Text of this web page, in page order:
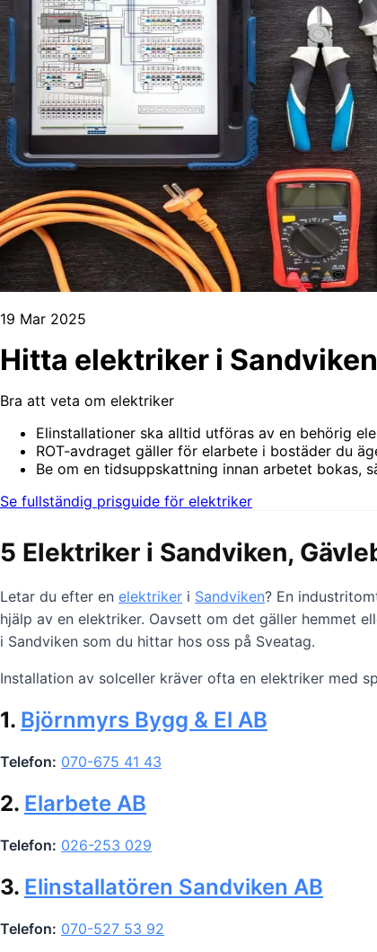
19 Mar 2025
Hitta elektriker i
Bra att veta om elektriker
Elinstallationer ska alltid utföras av en behörig
ROT-avdraget gäller för elarbete i bostäder du
Be om en tidsuppskattning innan arbetet bokas,
Se fullständig prisguide för elektriker
5 Elektriker i Sandviken,
Letar du efter en elektriker i Sandviken? En
hjälp av en elektriker. Oavsett om det gäller hemmet
i Sandviken som du hittar hos oss på Sveatag.
Installation av solceller kräver ofta en elektriker med
1. Björnmyrs Bygg & El AB
Telefon: 070-675 41 43
2. Elarbete AB
Telefon: 026-253 029
3. Elinstallatören Sandviken AB
Telefon: 070-527 53 92